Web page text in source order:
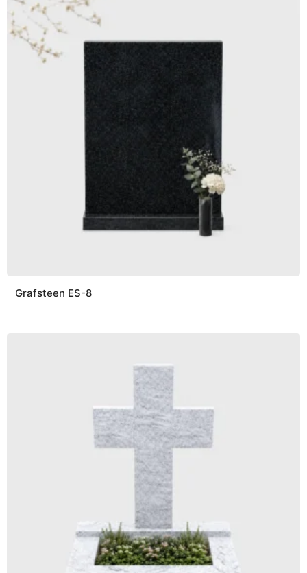
Grafsteen ES-8